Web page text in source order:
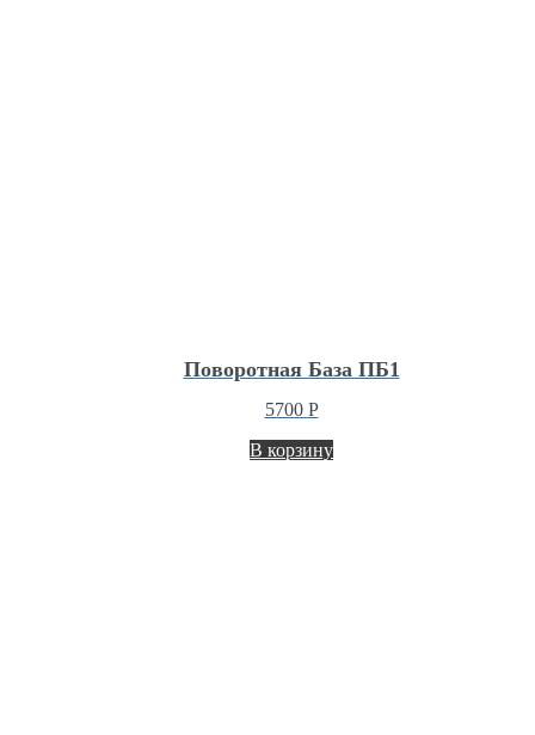
Поворотная База ПБ1
5700 Р
В корзину